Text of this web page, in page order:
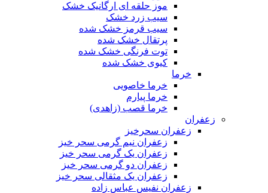
موز حلقه ای ارگانیک خشک
سیب زرد خشک
سیب قرمز خشک شده
پرتقال خشک شده
توت فرنگی خشک شده
کیوی خشک شده
خرما
خرما خاصویی
خرما پیارم
خرما قصب (زاهدی)
زعفران
زعفران سحرخیز
زعفران نیم گرمی سحر خیز
زعفران یک گرمی سحر خیز
زعفران دو گرمی سحر خیز
زعفران یک مثقالی سحر خیز
زعفران نفیس عباس زاده